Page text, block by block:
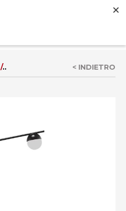
/.. < INDIETRO